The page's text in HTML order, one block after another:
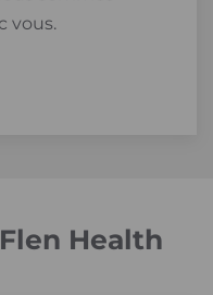
vous.
Health